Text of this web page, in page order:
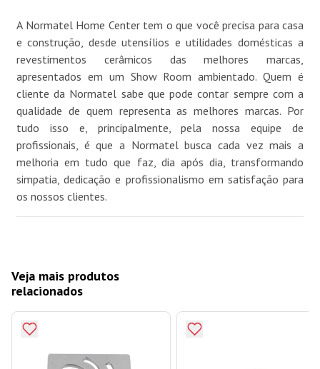
A Normatel Home Center tem o que você precisa para casa
e construção, desde utensílios e utilidades domésticas a
revestimentos cerâmicos das melhores marcas,
apresentados em um Show Room ambientado. Quem é
cliente da Normatel sabe que pode contar sempre com a
qualidade de quem representa as melhores marcas. Por
tudo isso e, principalmente, pela nossa equipe de
profissionais, é que a Normatel busca cada vez mais a
melhoria em tudo que faz, dia após dia, transformando
simpatia, dedicação e profissionalismo em satisfação para
os nossos clientes.
Veja mais produtos
relacionados